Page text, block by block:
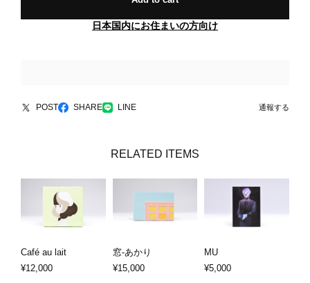
日本国内にお住まいの方向け
POST SHARE LINE 通報する
RELATED ITEMS
Café au lait
¥12,000
窓-あかり
¥15,000
MU
¥5,000